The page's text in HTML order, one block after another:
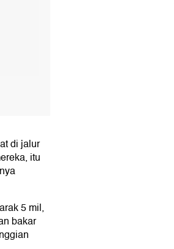
di jalur
itu
5 mil,
bakar